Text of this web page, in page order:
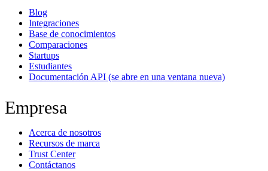
Blog
Integraciones
Base de conocimientos
Comparaciones
Startups
Estudiantes
Documentación API (se abre en una ventana nueva)
Empresa
Acerca de nosotros
Recursos de marca
Trust Center
Contáctanos